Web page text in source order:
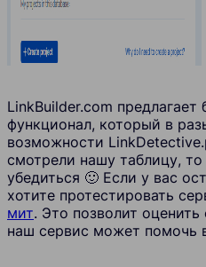
LinkBuilder.com
функционал, который в
возможности
смотрели нашу таблицу,
убедиться 🙂 Если у вас
хотите протестировать
мит. Это позволит
наш сервис может помочь